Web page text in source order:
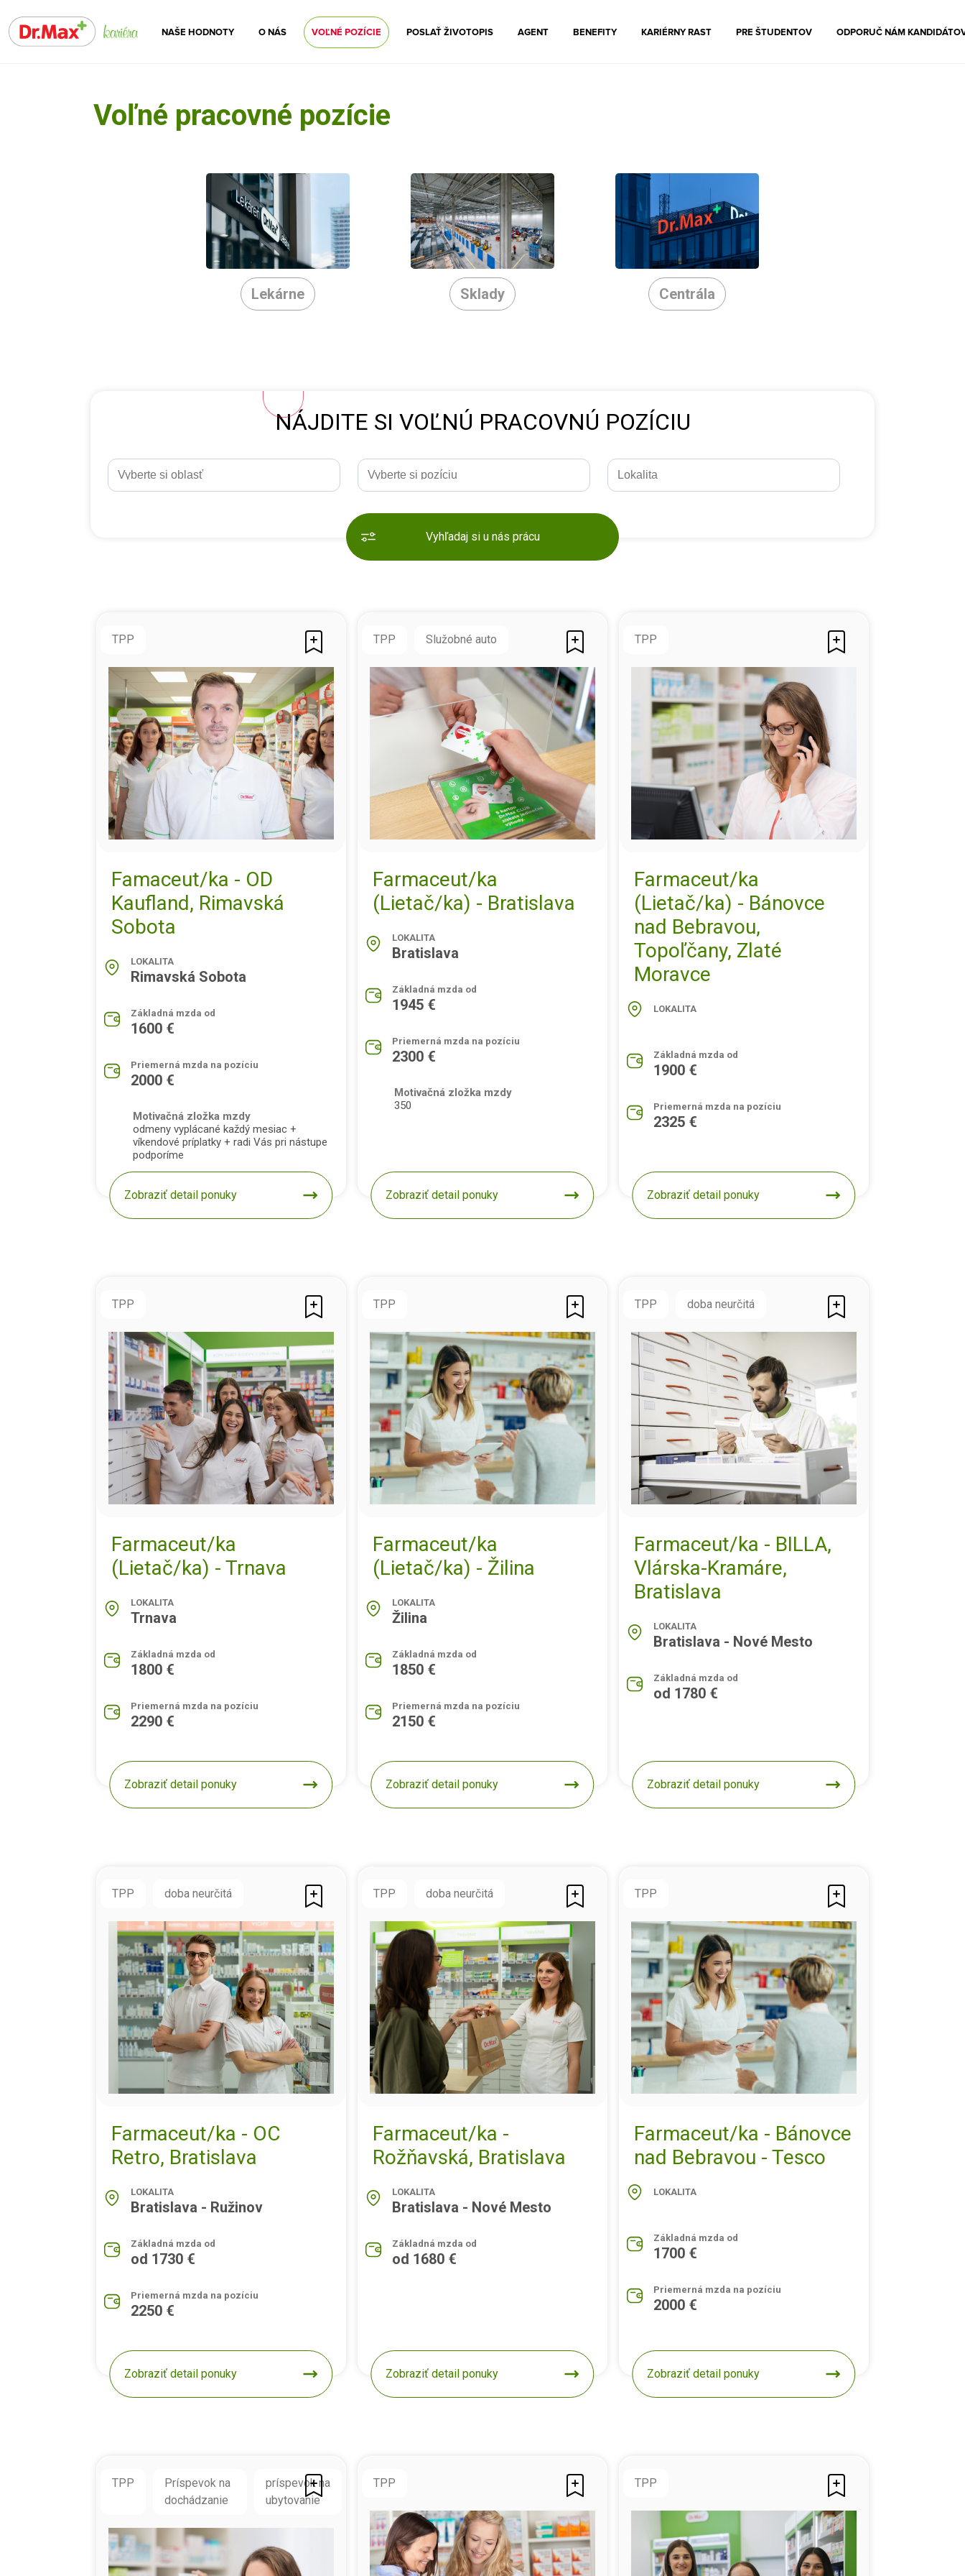
NAŠE HODNOTY O NÁS VOĽNÉ POZÍCIE POSLAŤ ŽIVOTOPIS AGENT BENEFITY KARIÉRNY RAST PRE ŠTUDENTOV ODPORUČ NÁM
Voľné pracovné pozície
Lekárne Sklady Centrála
NÁJDITE SI VOĽNÚ PRACOVNÚ POZÍCIU
Vyhľadaj si u nás prácu
TPP
Famaceut/ka - OD
Kaufland, Rimavská
Sobota
LOKALITA
Rimavská Sobota
Základná mzda od
1600 €
Priemerná mzda na pozíciu
2000 €
Motivačná zložka mzdy
odmeny vyplácané každý mesiac +
víkendové príplatky + radi Vás pri nástupe
podporíme
Zobraziť detail ponuky
TPP Služobné auto
Farmaceut/ka
(Lietač/ka) - Bratislava
LOKALITA
Bratislava
Základná mzda od
1945 €
Priemerná mzda na pozíciu
2300 €
Motivačná zložka mzdy
350
Zobraziť detail ponuky
TPP
Farmaceut/ka
(Lietač/ka) - Bánovce
nad Bebravou,
Topoľčany, Zlaté
Moravce
LOKALITA
Základná mzda od
1900 €
Priemerná mzda na pozíciu
2325 €
Zobraziť detail ponuky
TPP
Farmaceut/ka
(Lietač/ka) - Trnava
LOKALITA
Trnava
Základná mzda od
1800 €
Priemerná mzda na pozíciu
2290 €
Zobraziť detail ponuky
TPP
Farmaceut/ka
(Lietač/ka) - Žilina
LOKALITA
Žilina
Základná mzda od
1850 €
Priemerná mzda na pozíciu
2150 €
Zobraziť detail ponuky
TPP doba neurčitá
Farmaceut/ka - BILLA,
Vlárska-Kramáre,
Bratislava
LOKALITA
Bratislava - Nové Mesto
Základná mzda od
od 1780 €
Zobraziť detail ponuky
TPP doba neurčitá
Farmaceut/ka - OC
Retro, Bratislava
LOKALITA
Bratislava - Ružinov
Základná mzda od
od 1730 €
Priemerná mzda na pozíciu
2250 €
Zobraziť detail ponuky
TPP doba neurčitá
Farmaceut/ka -
Rožňavská, Bratislava
LOKALITA
Bratislava - Nové Mesto
Základná mzda od
od 1680 €
Zobraziť detail ponuky
TPP
Farmaceut/ka - Bánovce
nad Bebravou - Tesco
LOKALITA
Základná mzda od
1700 €
Priemerná mzda na pozíciu
2000 €
Zobraziť detail ponuky
TPP
Príspevok na
dochádzanie
príspevok na
ubytovanie
TPP TPP